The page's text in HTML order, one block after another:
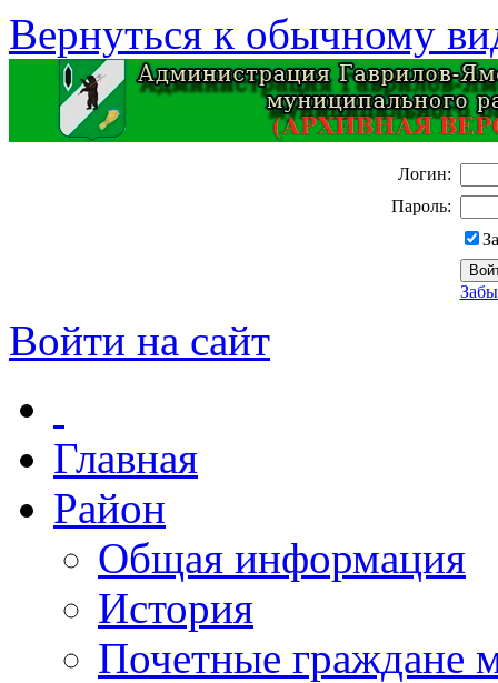
Вернуться к обычному
Логин:
Пароль:
Войти на сайт
Главная
Район
Общая информация
История
Почетные граждане